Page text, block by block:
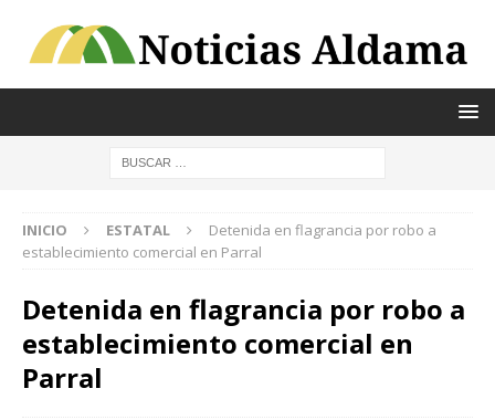
INICIO ESTATAL
Detenida en flagrancia por robo a
establecimiento comercial en Parral
Detenida en flagrancia por robo a
establecimiento comercial en
Parral